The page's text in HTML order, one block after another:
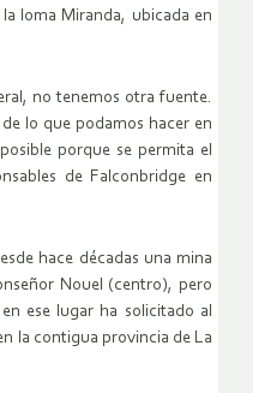
loma Miranda, ubicada en
no tenemos otra fuente.
lo que podamos hacer en
porque se permita el
de Falconbridge en
hace décadas una mina
Nouel (centro), pero
ese lugar ha solicitado al
la contigua provincia de La